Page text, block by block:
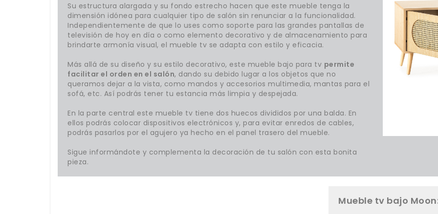
Su estructura alargada y su fondo estrecho hacen que este mueble tenga la
dimensión idónea para cualquier tipo de salón sin renunciar a la funcionalidad.
Independientemente de que lo uses como soporte para las grandes pantallas de
televisión de hoy en día o como elemento decorativo y de almacenamiento para
brindarte armonía visual, el mueble tv se adapta con estilo y eficacia.
Más allá de su diseño y su estilo decorativo, este mueble bajo para tv permite
facilitar el orden en el salón, dando su debido lugar a los objetos que no
queramos dejar a la vista, como mandos y accesorios multimedia, mantas para el
sofá, etc. Así podrás tener tu estancia más limpia y despejada.
En la parte central este mueble tv tiene dos huecos divididos por una balda. En
ellos podrás colocar dispositivos electrónicos y, para evitar enredos de cables,
podrás pasarlos por el agujero ya hecho en el panel trasero del mueble.
Sigue informándote y complementa la decoración de tu salón con esta bonita
pieza.
Mueble tv bajo